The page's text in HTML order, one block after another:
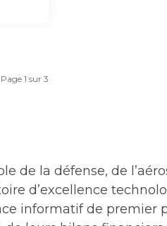
Page 1 sur 3
de la défense, de
d’excellence
informatif de premier